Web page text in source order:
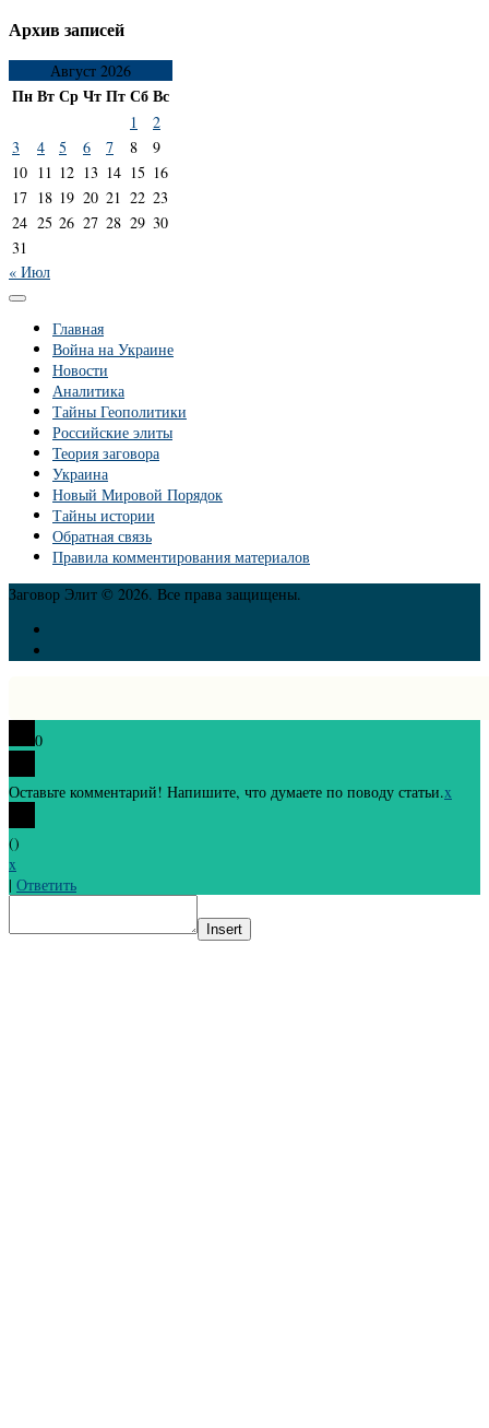
Архив записей
Август 2026
ПнВтСрЧтПтСбВс
1
2
3
4 5 6 7 8
9
10 11 12 13 14 15 16
17 18 19 20 21 22 23
24 25 26 27 28 29 30
31
« Июл
Главная
Война на Украине
Новости
Аналитика
Тайны Геополитики
Российские элиты
Теория заговора
Украина
Новый Мировой Порядок
Тайны истории
Обратная связь
Правила комментирования материалов
Заговор Элит © 2026. Все права защищены.
0
Оставьте комментарий! Напишите, что думаете по поводу статьи.x
()
x
| Ответить
Insert